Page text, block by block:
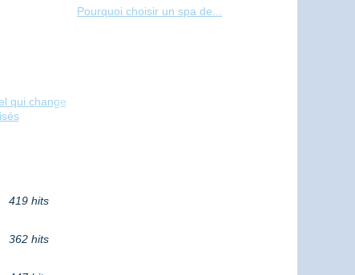
qui change
419 hits
362 hits
Pourquoi choisir un spa de...